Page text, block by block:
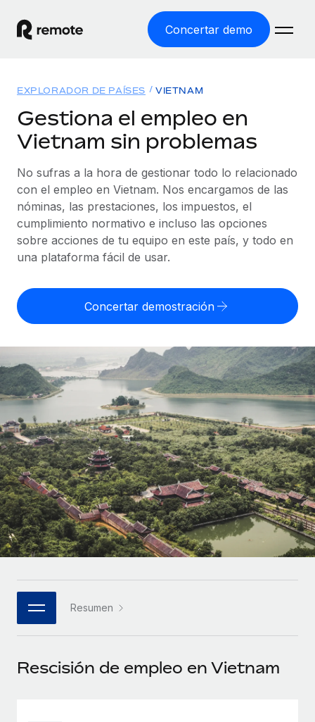
Concertar demo
EMPLEO GLOBAL
Nómina global
Gestiona las nóminas de forma sencilla y conforme a la
legalidad.
Employer of Record
Expándete en todo el mundo sin gastar en entidades.
cumpliendo la normativa.
Integra y gestiona a autónomos globalmente.
PEO
Externaliza tareas laborales complejas.
INFRAESTRUCTURA
Conexión Remote
Integra los RR. HH. en tus flujos de trabajo sin
complicaciones.
Plataforma
Funciones esenciales de RR. HH. integradas para tu
Conectar
Conecta cualquier herramienta de IA con Remote
Optimiza los procesos con herramientas empresariales
Soluciones
COBERTURA MUNDIAL
Explorador de países
Consulta el soporte del empleo global según el país.
Explorador estatal de EE. UU.
Simplifica la contratación en todos los estados de EE.
Comparador de Remote
Compáranos con otras empresas.
ETAPAS DE CRECIMIENTO
Startups
Soluciones ágiles de RR. HH. globales y nóminas para
empresas en crecimiento.
Mediana empresa
Amplía tu equipo con soluciones de RR. HH.
personalizadas.
Empresa
RR. HH. globales para grandes empresas.
ASOCIARSE
Socios tecnológicos estratégicos
Integra la gestión de los RR. HH. globales en tu
Asociarse
Recursos
HERRAMIENTAS Y CALCULADORAS
Calculadora del riesgo de clasificación errónea
Consulta el riesgo de clasificación errónea por país.
cualquier país.
Descubre opciones de divisas y tiempos de pago para
autónomos globales.
APRENDIZAJE CON REMOTE
Guías y recursos
Casos prácticos
Glosario de RR. HH.
Listas de verificación y plantillas
Biblioteca de descripciones de puestos
Webinarios
Información sobre salarios y talento
Precios
English
Nederlands
Français
Deutsch
Español
Italiano
Português (Portugal)
日本語
한국어
中文（简体）
EXPLORADOR DE PAÍSES VIETNAM
Gestiona el empleo en
Vietnam sin problemas
No sufras a la hora de gestionar todo lo relacionado
con el empleo en Vietnam. Nos encargamos de las
nóminas, las prestaciones, los impuestos, el
cumplimiento normativo e incluso las opciones
sobre acciones de tu equipo en este país, y todo en
una plataforma fácil de usar.
Concertar demostración
Resumen
Rescisión de empleo en Vietnam